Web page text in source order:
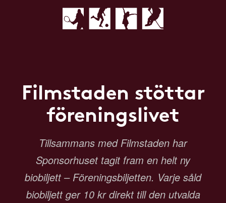
Filmstaden stöttar
föreningslivet
Tillsammans med Filmstaden har
Sponsorhuset tagit fram en helt ny
biobiljett – Föreningsbiljetten. Varje såld
biobiljett ger 10 kr direkt till den utvalda